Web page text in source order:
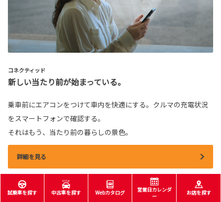
コネクティッド
新しい当たり前が始まっている。
乗車前にエアコンをつけて車内を快適にする。クルマの充電状況
をスマートフォンで確認する。
それはもう、当たり前の暮らしの景色。
詳細を見る
試乗車を探す 中古車を探す Webカタログ
営業日カレンダ
ー
お店を探す